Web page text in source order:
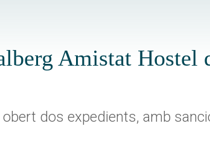
Amistat Hostel
dos expedients, amb